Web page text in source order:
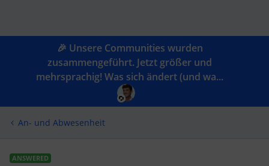
🎉 Unsere Communities wurden
zusammengeführt. Jetzt größer und
mehrsprachig! Was sich ändert (und wa...
An- und Abwesenheit
ANSWERED